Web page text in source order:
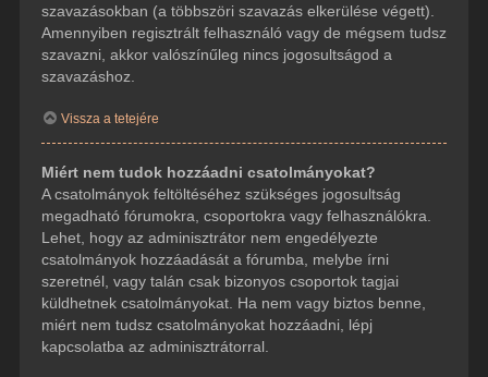
szavazásokban (a többszöri szavazás elkerülése végett).
Amennyiben regisztrált felhasználó vagy de mégsem tudsz
szavazni, akkor valószínűleg nincs jogosultságod a
szavazáshoz.
Vissza a tetejére
Miért nem tudok hozzáadni csatolmányokat?
A csatolmányok feltöltéséhez szükséges jogosultság
megadható fórumokra, csoportokra vagy felhasználókra.
Lehet, hogy az adminisztrátor nem engedélyezte
csatolmányok hozzáadását a fórumba, melybe írni
szeretnél, vagy talán csak bizonyos csoportok tagjai
küldhetnek csatolmányokat. Ha nem vagy biztos benne,
miért nem tudsz csatolmányokat hozzáadni, lépj
kapcsolatba az adminisztrátorral.